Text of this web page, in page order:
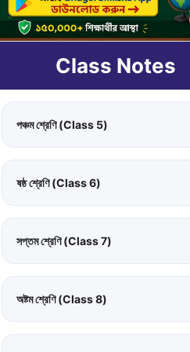
Class Notes
পঞ্চম শ্রেণি (Class 5)
ষষ্ঠ শ্রেণি (Class 6)
সপ্তম শ্রেণি (Class 7)
অষ্টম শ্রেণি (Class 8)